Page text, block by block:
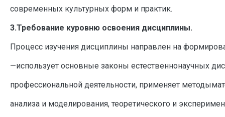
современных культурных форм и практик.
3.Требование куровню освоения дисциплины.
Процесс изучения дисциплины направлен на
—использует основные законы естественнонаучных
профессиональной деятельности, применяет
анализа и моделирования, теоретического и